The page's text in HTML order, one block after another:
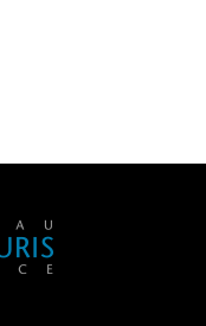
sur les « avantages
Installées sur le